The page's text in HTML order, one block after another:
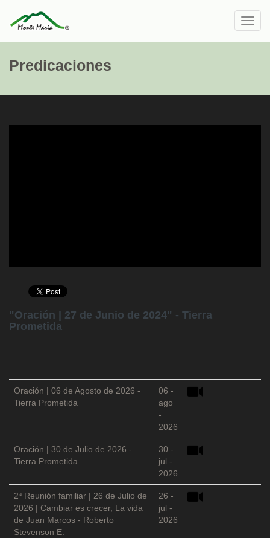
Predicaciones
"Oración | 27 de Junio de 2024" - Tierra
Prometida
Oración | 06 de Agosto de 2026 -
Tierra Prometida
06 -
ago
-
2026
Oración | 30 de Julio de 2026 -
Tierra Prometida
30 -
jul -
2026
2ª Reunión familiar | 26 de Julio de
2026 | Cambiar es crecer, La vida
de Juan Marcos - Roberto
Stevenson E.
26 -
jul -
2026